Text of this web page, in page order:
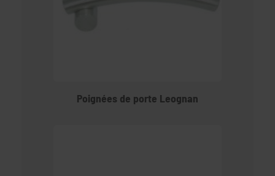
Poignées de porte Leognan